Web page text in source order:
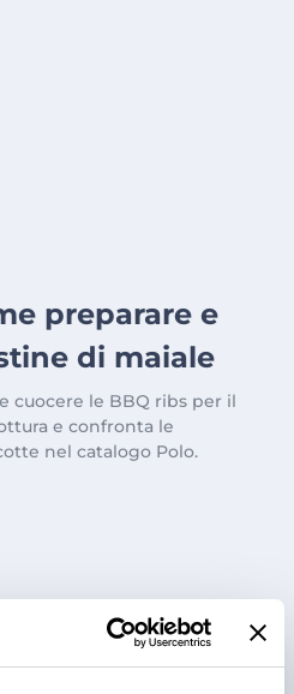
preparare e
di maiale
cuocere le BBQ ribs per il
e confronta le
nel catalogo Polo.